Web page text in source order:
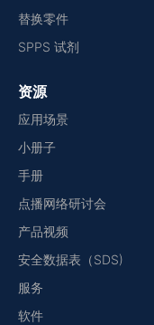
替换零件
SPPS 试剂
资源
应用场景
小册子
手册
点播网络研讨会
产品视频
安全数据表（SDS)
服务
软件